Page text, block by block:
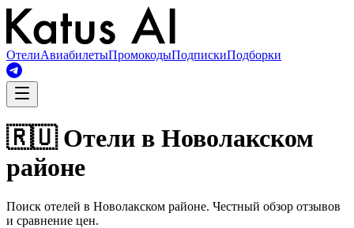
ОтелиАвиабилетыПромокодыПодпискиПодборки
🇷🇺 Отели в Новолакском
районе
Поиск отелей в Новолакском районе. Честный обзор отзывов
и сравнение цен.